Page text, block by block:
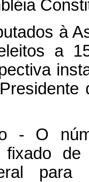
à
a
- O
fixado
para